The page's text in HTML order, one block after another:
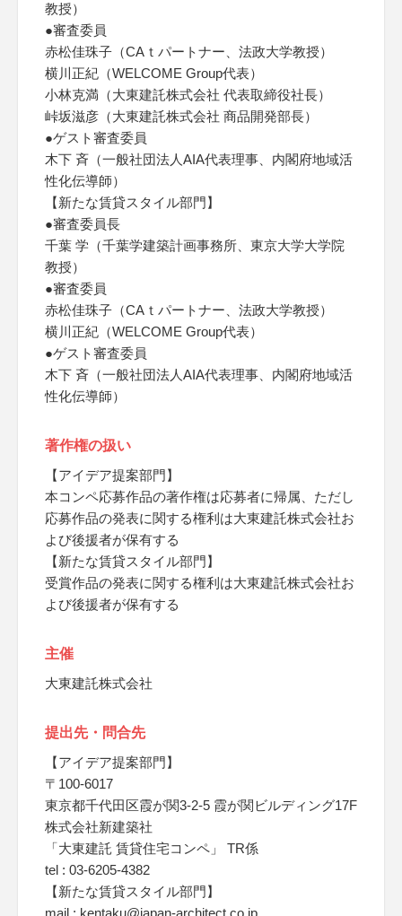
教授）
●審査委員
赤松佳珠子（CAｔパートナー、法政大学教授）
横川正紀（WELCOME Group代表）
小林克満（大東建託株式会社 代表取締役社長）
峠坂滋彦（大東建託株式会社 商品開発部長）
●ゲスト審査委員
木下 斉（一般社団法人AIA代表理事、内閣府地域活
性化伝導師）
【新たな賃貸スタイル部門】
●審査委員長
千葉 学（千葉学建築計画事務所、東京大学大学院
教授）
●審査委員
赤松佳珠子（CAｔパートナー、法政大学教授）
横川正紀（WELCOME Group代表）
●ゲスト審査委員
木下 斉（一般社団法人AIA代表理事、内閣府地域活
性化伝導師）
著作権の扱い
【アイデア提案部門】
本コンペ応募作品の著作権は応募者に帰属、ただし
応募作品の発表に関する権利は大東建託株式会社お
よび後援者が保有する
【新たな賃貸スタイル部門】
受賞作品の発表に関する権利は大東建託株式会社お
よび後援者が保有する
主催
大東建託株式会社
提出先・問合先
【アイデア提案部門】
〒100-6017
東京都千代田区霞が関3-2-5 霞が関ビルディング17F
株式会社新建築社
「大東建託 賃貸住宅コンペ」 TR係
tel : 03-6205-4382
【新たな賃貸スタイル部門】
mail : kentaku@japan-architect.co.jp